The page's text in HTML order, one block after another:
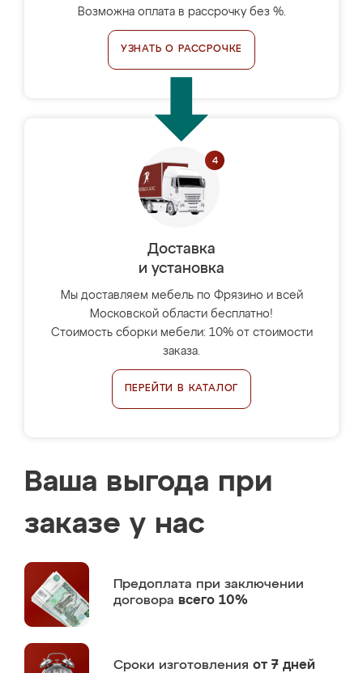
Возможна оплата в рассрочку без %.
УЗНАТЬ О РАССРОЧКЕ
Доставка
и установка
Мы доставляем мебель по Фрязино и всей
Московской области бесплатно!
Стоимость сборки мебели: 10% от стоимости
заказа.
ПЕРЕЙТИ В КАТАЛОГ
Ваша выгода при
заказе у нас
Предоплата при заключении
договора всего 10%
Сроки изготовления от 7 дней